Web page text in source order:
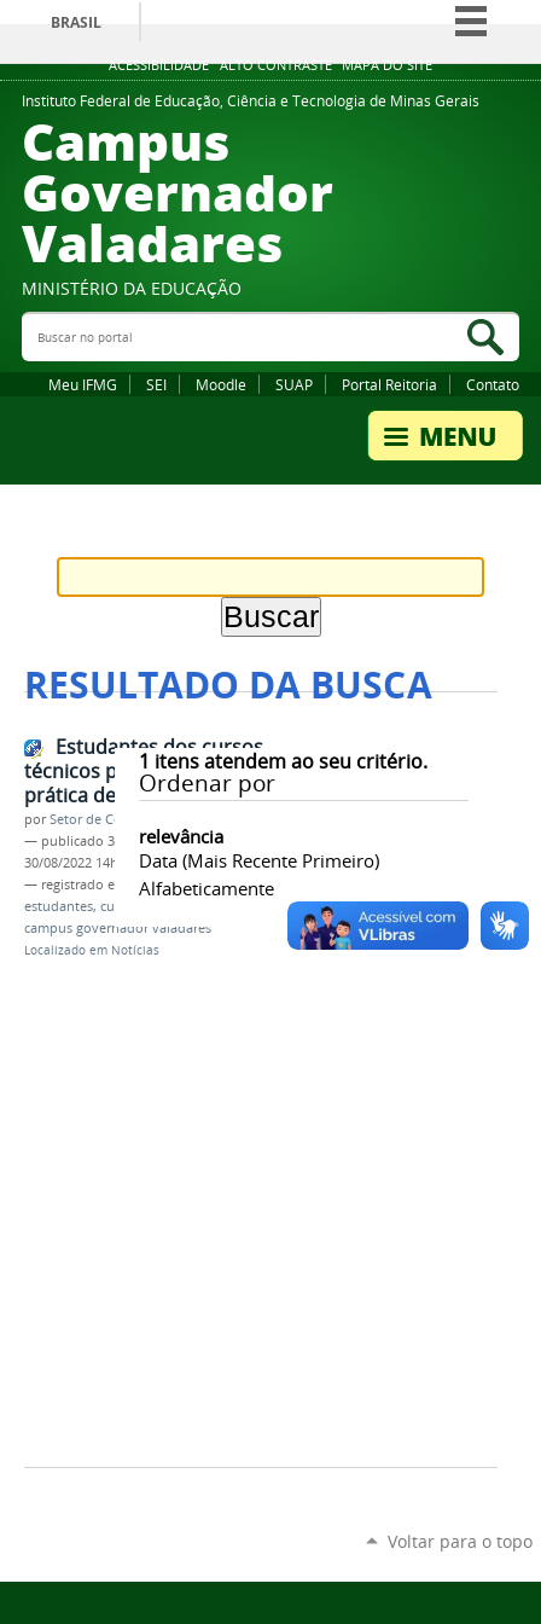
ACESSIBILIDADE ALTO CONTRASTE MAPA DO SITE
BRASIL
Simplifique!
Comunica BR
Instituto Federal de Educação, Ciência e Tecnologia de Minas Gerais
Campus
Governador
Valadares
MINISTÉRIO DA EDUCAÇÃO
Buscar no portal
Meu IFMG SEI Moodle SUAP Portal Reitoria Contato
RESULTADO DA BUSCA
1 itens atendem ao seu critério.
Ordenar por
relevância
Data (mais Recente Primeiro)
Alfabeticamente
Estudantes dos cursos
técnicos participam de aula
prática de Geografia
porSetor de Comunicação
— publicado 30/08/2022—última modificação
30/08/2022 14h24
— registrado em:
aula prática,geografia III
estudantes, cursos técnicos integrados ifmg,
campus governador valadares
Localizado em Notícias
Voltar para o topo